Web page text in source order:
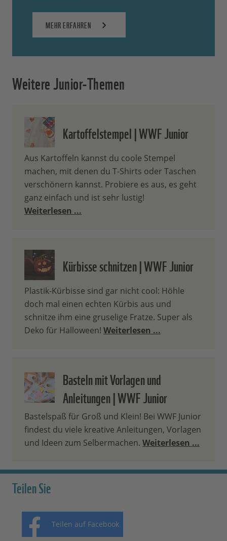
MEHR ERFAHREN
Weitere Junior-Themen
Kartoffelstempel | WWF Junior
Aus Kartoffeln kannst du coole Stempel
machen, mit denen du T-Shirts oder Taschen
verschönern kannst. Probiere es aus, es geht
ganz einfach und ist sehr lustig!
Weiterlesen ...
Kürbisse schnitzen | WWF Junior
Plastik-Kürbisse sind gar nicht cool: Höhle
doch mal einen echten Kürbis aus und
schnitze ihm eine gruselige Fratze. Super als
Deko für Halloween! Weiterlesen ...
Basteln mit Vorlagen und
Anleitungen | WWF Junior
Bastelspaß für Groß und Klein! Bei WWF Junior
findest du viele kreative Anleitungen, Vorlagen
und Ideen zum Selbermachen. Weiterlesen ...
Teilen Sie
Teilen auf Facebook